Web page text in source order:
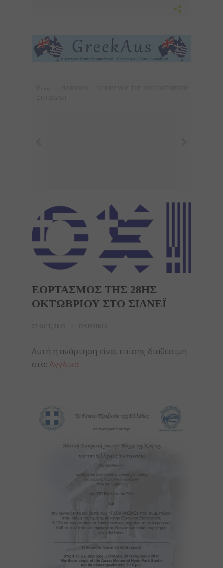
ΕΟΡΤΑΣΜΟΣ ΤΗΣ 28ΗΣ
ΟΚΤΩΒΡΙΟΥ ΣΤΟ ΣΙΔΝΕΪ
Αυτή η ανάρτηση είναι επίσης διαθέσιμη
στο: Αγγλικα